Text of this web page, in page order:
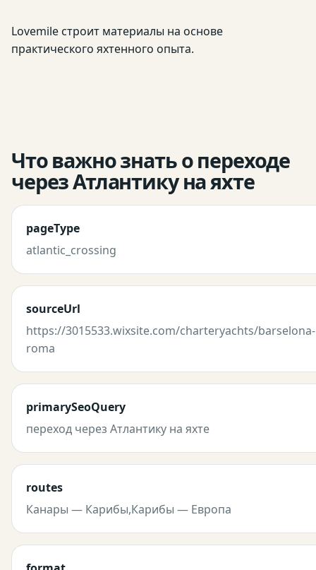
Lovemile строит материалы на основе
практического яхтенного опыта.
Что важно знать о переходе
через Атлантику на яхте
pageType
atlantic_crossing
sourceUrl
https://3015533.wixsite.com/charteryachts/barselona-
roma
primarySeoQuery
переход через Атлантику на яхте
routes
Канары — Карибы,Карибы — Европа